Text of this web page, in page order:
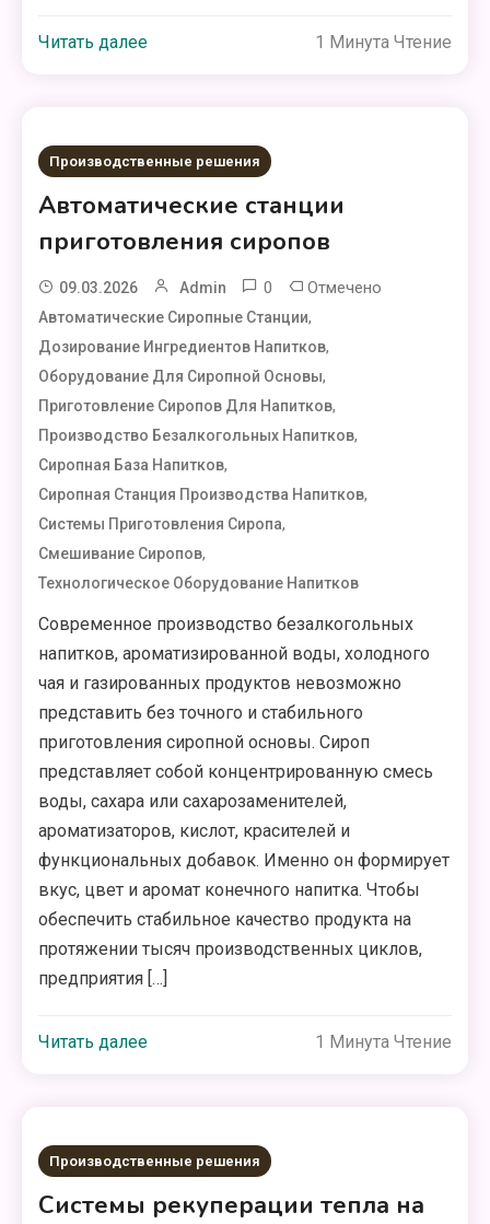
Читать далее 1 Минута Чтение
Производственные решения
Автоматические станции
приготовления сиропов
09.03.2026 Admin 0 Отмечено
Автоматические Сиропные Станции,
Дозирование Ингредиентов Напитков,
Оборудование Для Сиропной Основы,
Приготовление Сиропов Для Напитков,
Производство Безалкогольных Напитков,
Сиропная База Напитков,
Сиропная Станция Производства Напитков,
Системы Приготовления Сиропа,
Смешивание Сиропов,
Технологическое Оборудование Напитков
Современное производство безалкогольных
напитков, ароматизированной воды, холодного
чая и газированных продуктов невозможно
представить без точного и стабильного
приготовления сиропной основы. Сироп
представляет собой концентрированную смесь
воды, сахара или сахарозаменителей,
ароматизаторов, кислот, красителей и
функциональных добавок. Именно он формирует
вкус, цвет и аромат конечного напитка. Чтобы
обеспечить стабильное качество продукта на
протяжении тысяч производственных циклов,
предприятия […]
Читать далее 1 Минута Чтение
Производственные решения
Системы рекуперации тепла на